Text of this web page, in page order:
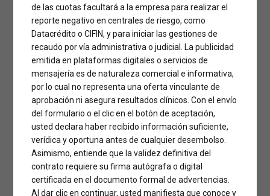
de las cuotas facultará a la empresa para realizar el
reporte negativo en centrales de riesgo, como
Datacrédito o CIFIN, y para iniciar las gestiones de
recaudo por vía administrativa o judicial. La publicidad
emitida en plataformas digitales o servicios de
mensajería es de naturaleza comercial e informativa,
por lo cual no representa una oferta vinculante de
aprobación ni asegura resultados clínicos. Con el envío
del formulario o el clic en el botón de aceptación,
usted declara haber recibido información suficiente,
verídica y oportuna antes de cualquier desembolso.
Asimismo, entiende que la validez definitiva del
contrato requiere su firma autógrafa o digital
certificada en el documento formal de advertencias.
Al dar clic en continuar, usted manifiesta que conoce y